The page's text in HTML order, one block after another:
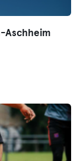
Aschheim